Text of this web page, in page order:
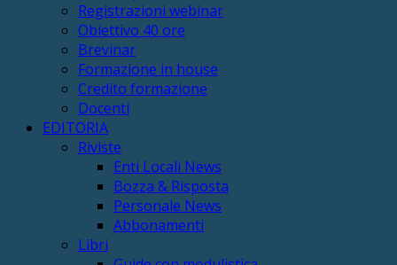
Registrazioni webinar
Obiettivo 40 ore
Brevinar
Formazione in house
Credito formazione
Docenti
EDITORIA
Riviste
Enti Locali News
Bozza & Risposta
Personale News
Abbonamenti
Libri